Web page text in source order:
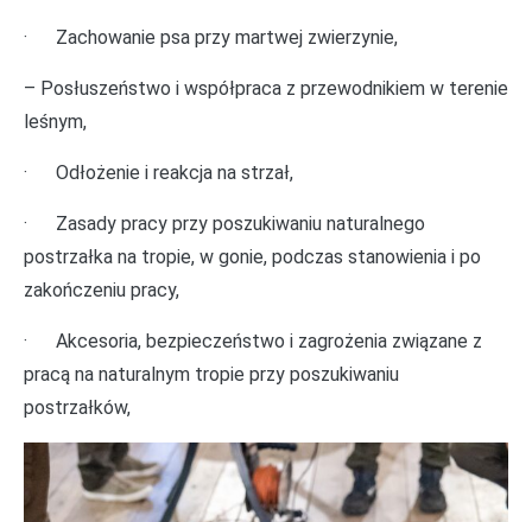
· Zachowanie psa przy martwej zwierzynie,
– Posłuszeństwo i współpraca z przewodnikiem w terenie
leśnym,
· Odłożenie i reakcja na strzał,
· Zasady pracy przy poszukiwaniu naturalnego
postrzałka na tropie, w gonie, podczas stanowienia i po
zakończeniu pracy,
· Akcesoria, bezpieczeństwo i zagrożenia związane z
pracą na naturalnym tropie przy poszukiwaniu
postrzałków,